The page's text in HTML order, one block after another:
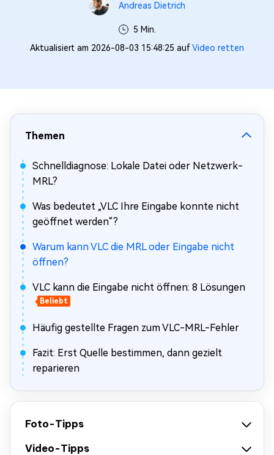
Andreas Dietrich
5 Min.
Aktualisiert am 2026-08-03 15:48:25 aufVideo retten
Themen
Schnelldiagnose: Lokale Datei oder Netzwerk-
MRL?
Was bedeutet „VLC Ihre Eingabe konnte nicht
geöffnet werden“?
Warum kann VLC die MRL oder Eingabe nicht
öffnen?
VLC kann die Eingabe nicht öffnen: 8 Lösungen
Beliebt
Häufig gestellte Fragen zum VLC-MRL-Fehler
Fazit: Erst Quelle bestimmen, dann gezielt
reparieren
Foto-Tipps
Video-Tipps